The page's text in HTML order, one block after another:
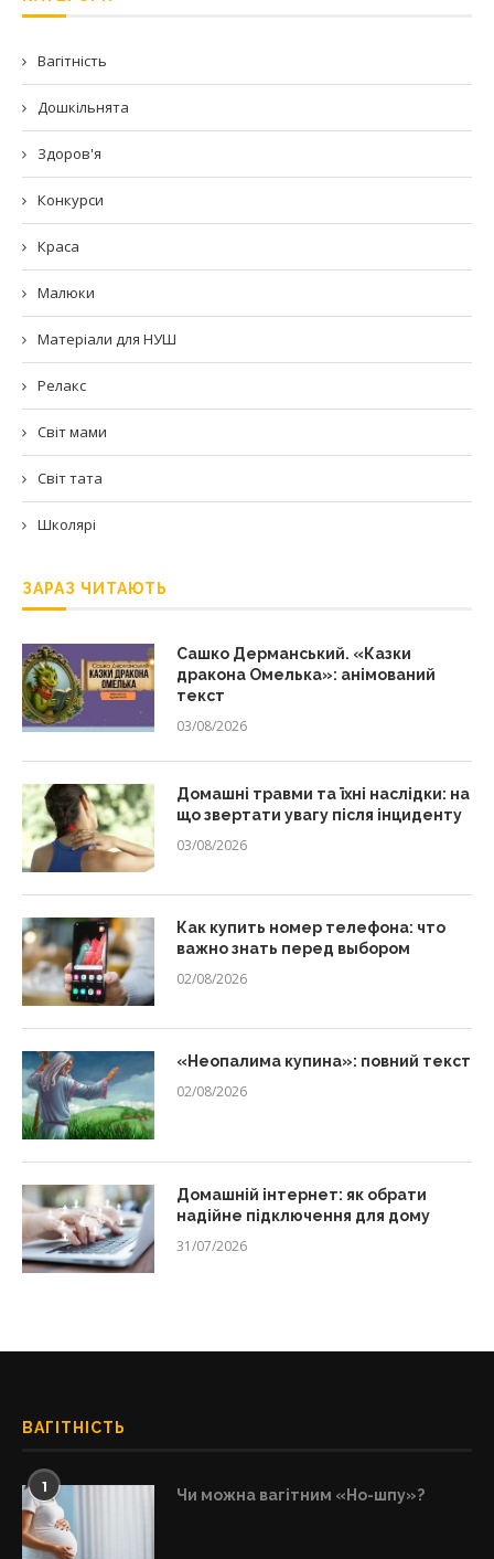
Вагітність
Дошкільнята
Здоров'я
Конкурси
Краса
Малюки
Матеріали для НУШ
Релакс
Світ мами
Світ тата
Школярі
ЗАРАЗ ЧИТАЮТЬ
Сашко Дерманський. «Казки
дракона Омелька»: анімований
текст
03/08/2026
Домашні травми та їхні наслідки: на
що звертати увагу після інциденту
03/08/2026
Как купить номер телефона: что
важно знать перед выбором
02/08/2026
«Неопалима купина»: повний текст
02/08/2026
Домашній інтернет: як обрати
надійне підключення для дому
31/07/2026
ВАГІТНІСТЬ
1 Чи можна вагітним «Но-шпу»?